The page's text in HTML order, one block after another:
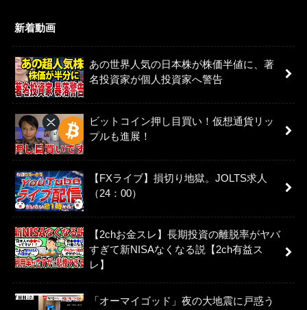
新着動画
あの世界人気の日本株が株価半値に、著
名投資家が個人投資家へ警告
ビットコイン押し目買い！仮想通貨リッ
プルも進展！
【FXライブ】損切り地獄。JOLTS求人
（24：00）
【2chお金スレ】長期投資の離脱率がヤバ
すぎて新NISAなくなる説【2ch有益ス
レ】
「オーマイゴッド」夜の大地震に戸惑う